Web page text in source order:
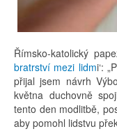
Římsko-katolický
bratrství mezi lidmi‘:
přijal jsem návrh
května duchovně
tento den modlitbě,
aby pomohl lidstvu